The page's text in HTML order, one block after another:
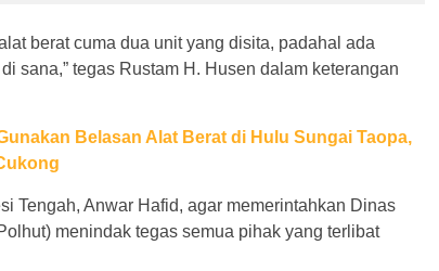
berat cuma dua unit yang disita, padahal ada
sana,” tegas Rustam H. Husen dalam keterangan
Belasan Alat Berat di Hulu Sungai Taopa,
Tengah, Anwar Hafid, agar memerintahkan Dinas
menindak tegas semua pihak yang terlibat